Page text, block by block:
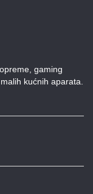
gaming
kućnih aparata.